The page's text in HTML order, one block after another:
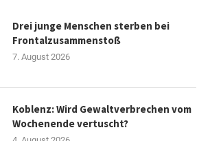
Drei junge Menschen sterben bei
Frontalzusammenstoß
7. August 2026
Koblenz: Wird Gewaltverbrechen vom
Wochenende vertuscht?